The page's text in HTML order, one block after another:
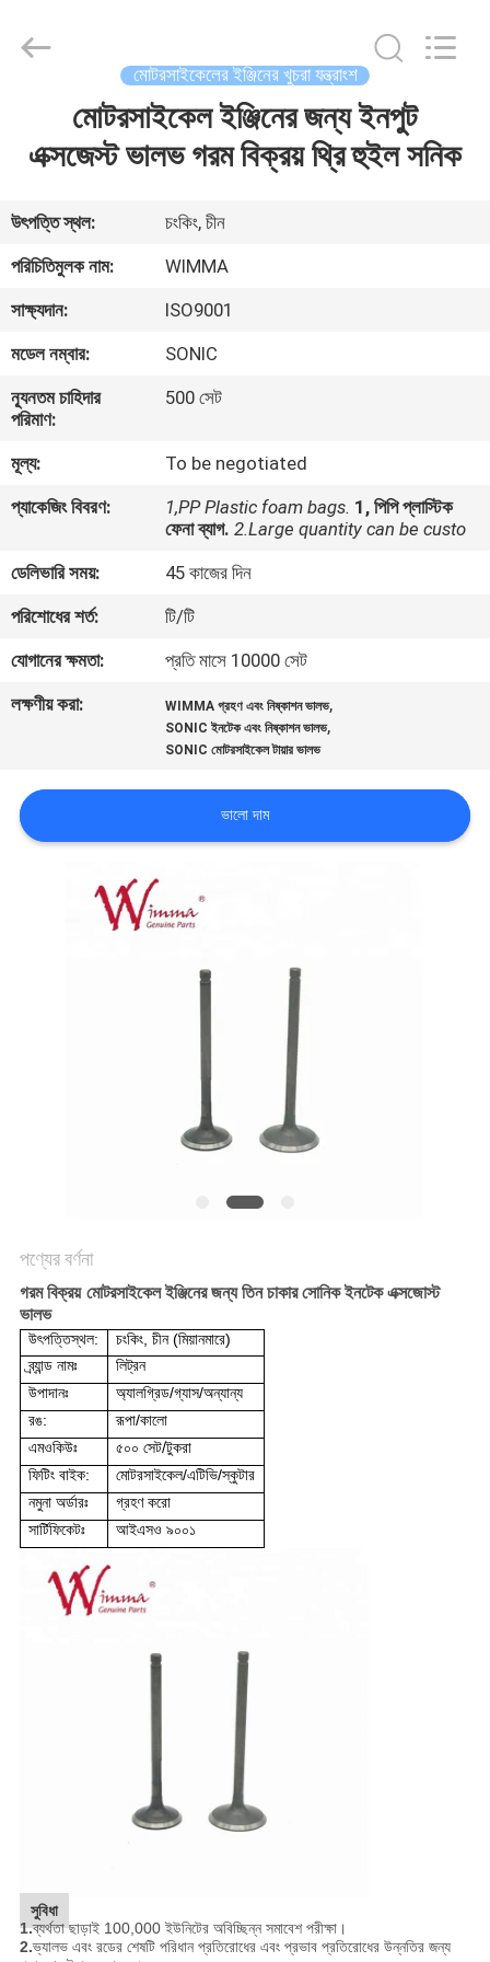
ভিডিও
আমাদের
সম্বন্ধে
পরিদর্শন
নিয়ন্ত্রণ
খবর
অনুরোধ
করুন
সাইটম্যাপ
Parts
মোটরসাইকেলের ইঞ্জিনের খুচরা যন্ত্রাংশ
মোটরসাইকেল ইঞ্জিনের জন্য ইনপুট
এক্সজেস্ট ভালভ গরম বিক্রয় থ্রি হুইল সনিক
উৎপত্তি স্থল:
চংকিং, চীন
পরিচিতিমুলক নাম:
WIMMA
সাক্ষ্যদান:
ISO9001
মডেল নম্বার:
SONIC
ন্যূনতম চাহিদার
পরিমাণ:
500 সেট
মূল্য:
To be negotiated
প্যাকেজিং বিবরণ:
1,PP Plastic foam bags. 1, পিপি প্লাস্টিক
ফেনা ব্যাগ. 2.Large quantity can be custo
ডেলিভারি সময়:
45 কাজের দিন
পরিশোধের শর্ত:
টি/টি
যোগানের ক্ষমতা:
প্রতি মাসে 10000 সেট
লক্ষণীয় করা:
WIMMA গ্রহণ এবং নিষ্কাশন ভালভ,
SONIC ইনটেক এবং নিষ্কাশন ভালভ,
SONIC মোটরসাইকেল টায়ার ভালভ
ভালো দাম
পণ্যের বর্ণনা
গরম বিক্রয় মোটরসাইকেল ইঞ্জিনের জন্য তিন চাকার সোনিক ইনটেক এক্সজোস্ট
ভালভ
উৎপত্তিস্থল:
চংকিং, চীন (মিয়ানমারে)
ব্র্যান্ড নামঃ
লিট্রন
উপাদানঃ
অ্যালগ্রিড/গ্যাস/অন্যান্য
রঙ:
রূপা/কালো
এমওকিউঃ
৫০০ সেট/টুকরা
ফিটিং বাইক:
মোটরসাইকেল/এটিভি/স্কুটার
নমুনা অর্ডারঃ
গ্রহণ করো
সার্টিফিকেটঃ
আইএসও ৯০০১
সুবিধা
1.ব্যর্থতা ছাড়াই 100,000 ইউনিটের অবিচ্ছিন্ন সমাবেশ পরীক্ষা।
2.ভ্যালভ এবং রডের শেষটি পরিধান প্রতিরোধের এবং প্রভাব প্রতিরোধের উন্নতির জন্য